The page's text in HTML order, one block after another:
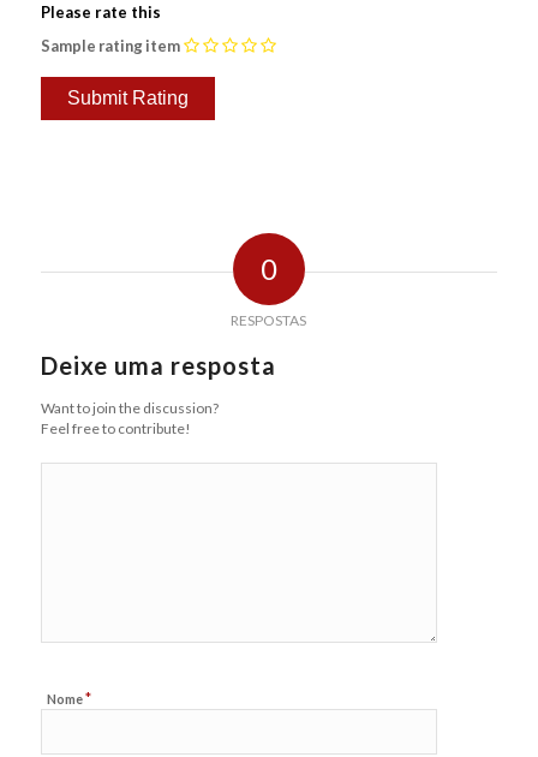
Please rate this
Sample rating item
0
RESPOSTAS
Deixe uma resposta
Want to join the discussion?
Feel free to contribute!
Nome*